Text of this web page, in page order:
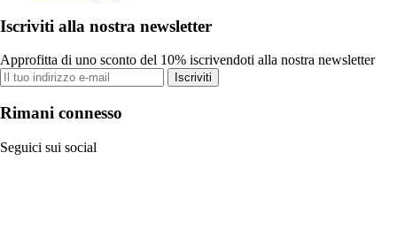
Iscriviti alla nostra newsletter
Approfitta di uno sconto del 10% iscrivendoti alla nostra newsletter
Iscriviti
Rimani connesso
Seguici sui social